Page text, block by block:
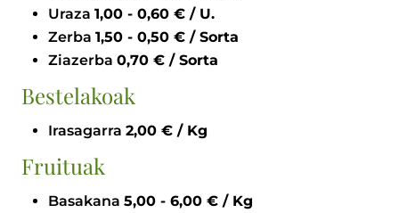
Uraza
1,00 - 0,60 € / U.
Zerba
1,50 - 0,50 € / Sorta
Ziazerba
0,70 € / Sorta
Bestelakoak
Irasagarra 2,00 € / Kg
Fruituak
Basakana
5,00 - 6,00 € / Kg